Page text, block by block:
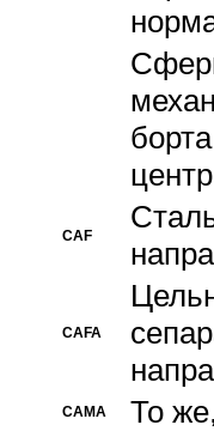
CAF
CAFA
CAMA То